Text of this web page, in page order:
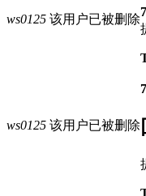
ws0125 该用户已被删除
ws0125 该用户已被删除